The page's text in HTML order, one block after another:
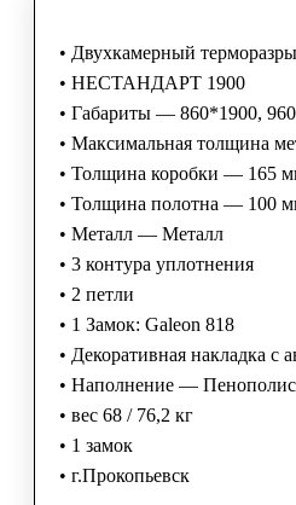
• Двухкамерный
• НЕСТАНДАРТ 1900
• Габариты — 860*1900,
• Максимальная толщина
• Толщина коробки — 165
• Толщина полотна — 100
• Металл — Металл
• 3 контура уплотнения
• 2 петли
• 1 Замок: Galeon 818
• Декоративная накладка с
• Наполнение —
• вес 68 / 76,2 кг
• 1 замок
• г.Прокопьевск